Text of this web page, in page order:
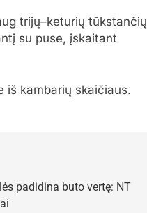
trijų–keturių tūkstančių
su puse, įskaitant
iš kambarių skaičiaus.
padidina buto vertę: NT